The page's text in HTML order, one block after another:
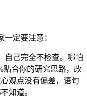
定要注意：
自己完全不检查。哪怕
贴合你的研究思路，改
观点没有偏差，语句
知道。